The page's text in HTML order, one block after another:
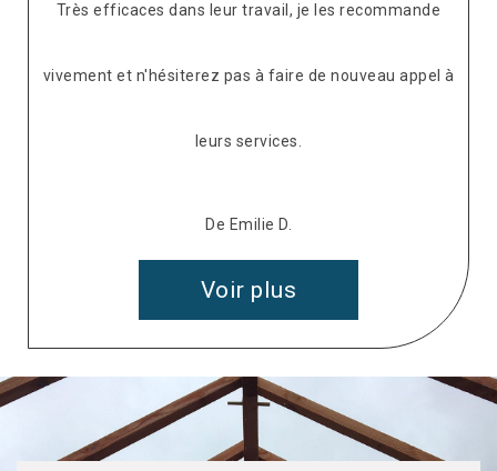
Très efficaces dans leur travail, je les recommande
vivement et n'hésiterez pas à faire de nouveau appel à
leurs services.
De Emilie D.
Voir plus